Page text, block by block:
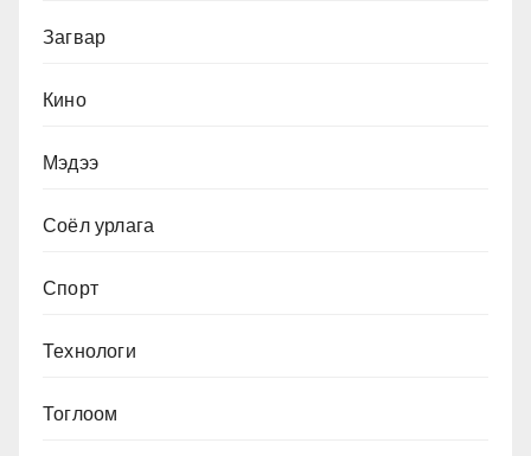
Загвар
Кино
Мэдээ
Соёл урлага
Спорт
Технологи
Тоглоом